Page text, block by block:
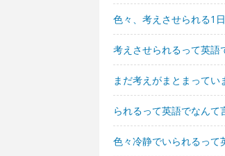
色々、考えさせられる1
考えさせられるって英語
まだ考えがまとまってい
られるって英語でなんて
色々冷静でいられるって